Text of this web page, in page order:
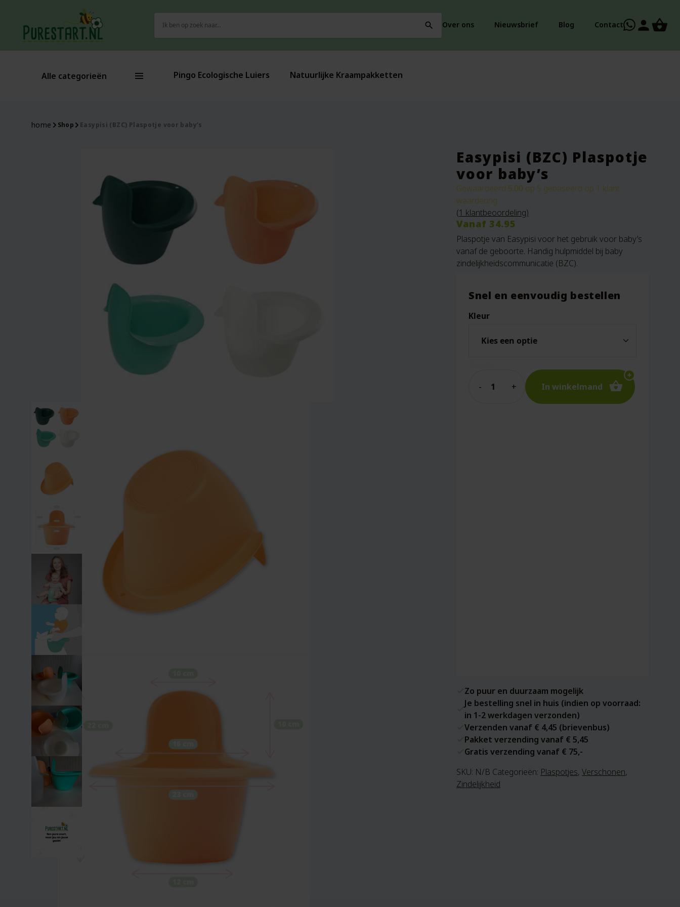
naar:
search Over ons Nieuwsbrief Blog Contact person
Alle categorieën Pingo Ecologische Luiers Natuurlijke Kraampakketten
home Shop Easypisi (BZC) Plaspotje voor baby’s
Easypisi (BZC) Plaspotje
voor baby’s
Gewaardeerd 5.00 op 5 gebaseerd op 1 klant
waardering
(1 klantbeoordeling)
Vanaf34.95
Plaspotje van Easypisi voor het gebruik voor baby’s
vanaf de geboorte. Handig hulpmiddel bij baby
zindelijkheidscommunicatie (BZC).
Snel en eenvoudig bestellen
Kleur
In winkelmand
Zo puur en duurzaam mogelijk
Je bestelling snel in huis (indien op voorraad:
in 1-2 werkdagen verzonden)
Verzenden vanaf € 4,45 (brievenbus)
Pakket verzending vanaf € 5,45
Gratis verzending vanaf € 75,-
SKU: N/B Categorieën: Plaspotjes, Verschonen,
Zindelijkheid